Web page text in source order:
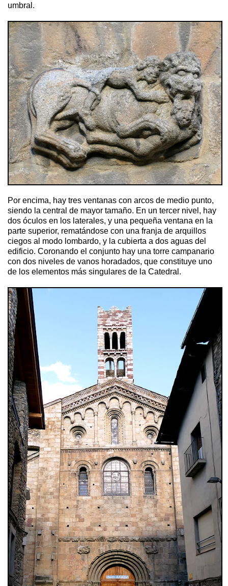
umbral.
Por encima, hay tres ventanas con arcos de medio punto,
siendo la central de mayor tamaño. En un tercer nivel, hay
dos óculos en los laterales, y una pequeña ventana en la
parte superior, rematándose con una franja de arquillos
ciegos al modo lombardo, y la cubierta a dos aguas del
edificio. Coronando el conjunto hay una torre campanario
con dos niveles de vanos horadados, que constituye uno
de los elementos más singulares de la Catedral.